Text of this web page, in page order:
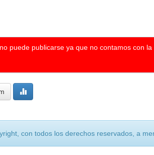
puede publicarse ya que no contamos con
con todos los derechos reservados, a